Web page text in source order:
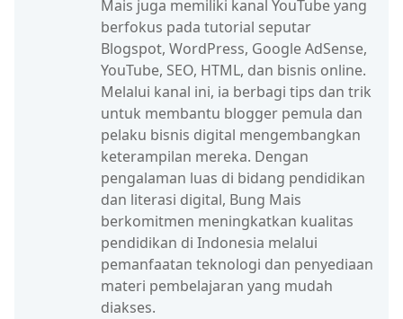
Mais juga memiliki kanal YouTube yang
berfokus pada tutorial seputar
Blogspot, WordPress, Google AdSense,
YouTube, SEO, HTML, dan bisnis online.
Melalui kanal ini, ia berbagi tips dan trik
untuk membantu blogger pemula dan
pelaku bisnis digital mengembangkan
keterampilan mereka. Dengan
pengalaman luas di bidang pendidikan
dan literasi digital, Bung Mais
berkomitmen meningkatkan kualitas
pendidikan di Indonesia melalui
pemanfaatan teknologi dan penyediaan
materi pembelajaran yang mudah
diakses.